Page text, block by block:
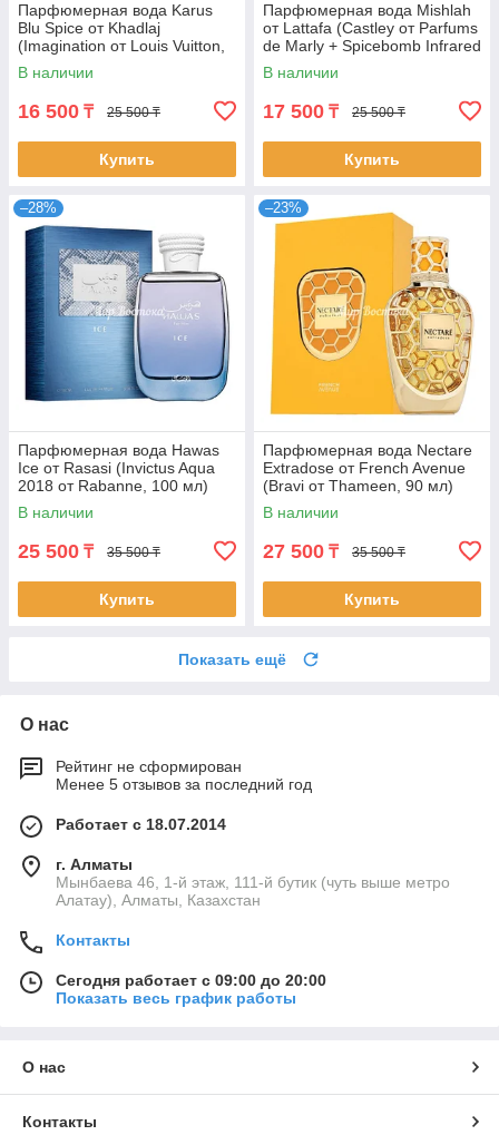
Парфюмерная вода Karus
Blu Spice от Khadlaj
(Imagination от Louis Vuitton,
100 мл)
В наличии
16 500 ₸ 25 500 ₸
Купить
Парфюмерная вода Mishlah
от Lattafa (Castley от Parfums
de Marly + Spicebomb Infrared
от Viktor&Rolf, 100 мл)
В наличии
17 500 ₸ 25 500 ₸
Купить
–28%
Парфюмерная вода Hawas
Ice от Rasasi (Invictus Aqua
2018 от Rabanne, 100 мл)
В наличии
25 500 ₸ 35 500 ₸
Купить
–23%
Парфюмерная вода Nectare
Extradose от French Avenue
(Bravi от Thameen, 90 мл)
В наличии
27 500 ₸ 35 500 ₸
Купить
Показать ещё
О нас
Рейтинг не сформирован
Менее 5 отзывов за последний год
Работает с 18.07.2014
г. Алматы
Мынбаева 46, 1-й этаж, 111-й бутик (чуть выше метро
Алатау), Алматы, Казахстан
Контакты
Сегодня работает с 09:00 до 20:00
Показать весь график работы
О нас
Контакты